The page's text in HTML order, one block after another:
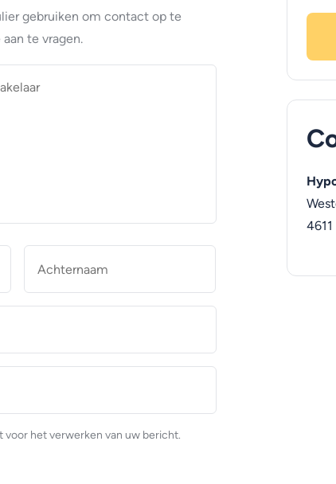
gebruiken om contact op te
te vragen.
het verwerken van uw bericht.
4611